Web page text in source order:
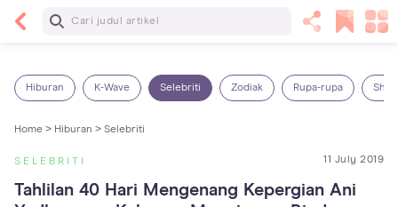
Baca Selanjutnya
Hiburan K-Wave Selebriti Zodiak Rupa-rupa
Home > Hiburan > Selebriti
SELEBRITI 11 July 2019
Tahlilan 40 Hari Mengenang Kepergian Ani